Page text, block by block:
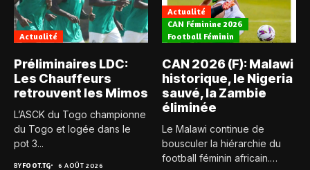
Actualité
Préliminaires LDC:
Les Chauffeurs
retrouvent les Mimos
L’ASCK du Togo championne
du Togo et logée dans le
pot 3...
BYFOOT.TG 6 AOÛT 2026
Actualité
CAN Féminine 2026
Football Féminin
CAN 2026 (F): Malawi
historique, le Nigeria
sauvé, la Zambie
éliminée
Le Malawi continue de
bousculer la hiérarchie du
football féminin africain.